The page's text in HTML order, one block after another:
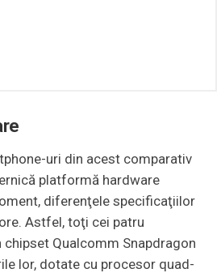
uri din acest comparativ
platformă hardware
diferenţele specificaţiilor
Astfel, toţi cei patru
Qualcomm Snapdragon
lor, dotate cu procesor quad-